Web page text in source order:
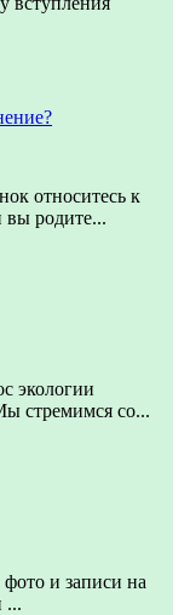
относитесь к
вы родите...
экологии
стремимся со...
и записи на
...